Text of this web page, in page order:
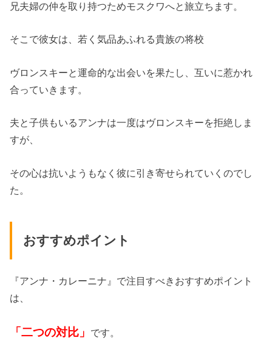
兄夫婦の仲を取り持つためモスクワへと旅立ちます。
そこで彼女は、若く気品あふれる貴族の将校
ヴロンスキーと運命的な出会いを果たし、互いに惹かれ
合っていきます。
夫と子供もいるアンナは一度はヴロンスキーを拒絶しま
すが、
その心は抗いようもなく彼に引き寄せられていくのでし
た。
おすすめポイント
『アンナ・カレーニナ』で注目すべきおすすめポイント
は、
「二つの対比」 です。